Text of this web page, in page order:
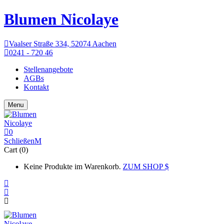
Blumen Nicolaye
Vaalser Straße 334, 52074 Aachen
0241 - 720 46
Stellenangebote
AGBs
Kontakt
Menu
0
Schließen
Cart (0)
Keine Produkte im Warenkorb. ZUM SHOP